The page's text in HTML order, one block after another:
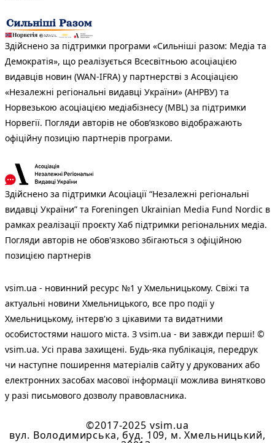
Здійснено за підтримки програми «Сильніші разом: Медіа та
Демократія», що реалізується Всесвітньою асоціацією
видавців новин (WAN-IFRA) у партнерстві з Асоціацією
«Незалежні регіональні видавці України» (АНРВУ) та
Норвезькою асоціацією медіабізнесу (MBL) за підтримки
Норвегії. Погляди авторів не обов’язково відображають
офіційну позицію партнерів програми.
Здійснено за підтримки Асоціації “Незалежні регіональні
видавці України” та Foreningen Ukrainian Media Fund Nordic в
рамках реалізації проєкту Хаб підтримки регіональних медіа.
Погляди авторів не обов'язково збігаються з офіційною
позицією партнерів
vsim.ua - новинний ресурс №1 у Хмельницькому. Свіжі та
актуальні новини Хмельницького, все про події у
Хмельницькому, інтерв'ю з цікавими та видатними
особистостями нашого міста. З vsim.ua - ви завжди перші! ©
vsim.ua. Усі права захищені. Будь-яка публiкацiя, передрук
чи наступне поширення матеріалів сайту у друкованих або
електронних засобах масової інформації можлива винятково
у разі письмового дозволу правовласника.
©2017-2025 vsim.ua
вул. Володимирська, буд. 109, м. Хмельницький,